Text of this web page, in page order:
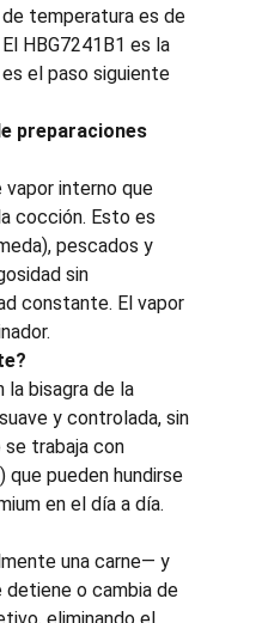
temperatura es de
HBG7241B1 es la
el paso siguiente
preparaciones
vapor interno que
cocción. Esto es
pescados y
sin
constante. El vapor
bisagra de la
y controlada, sin
trabaja con
que pueden hundirse
en el día a día.
una carne— y
detiene o cambia de